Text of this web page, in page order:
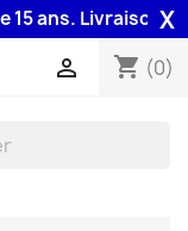
ans. Livraison 48H
X
shopping_cart (0)
